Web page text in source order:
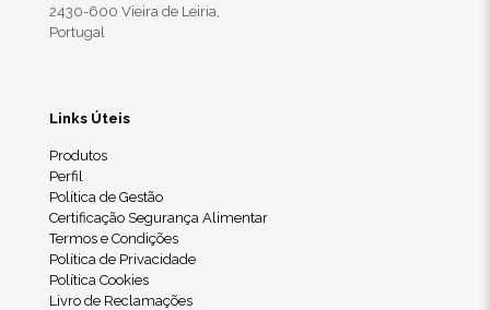
2430-600 Vieira de Leiria,
Portugal
Links Úteis
Produtos
Perfil
Política de Gestão
Certificação Segurança Alimentar
Termos e Condições
Política de Privacidade
Política Cookies
Livro de Reclamações